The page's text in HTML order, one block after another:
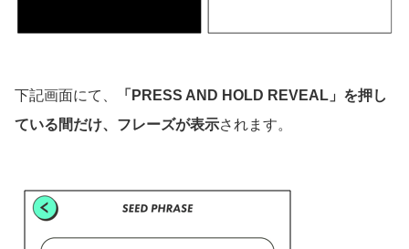
下記画面にて、
「PRESS AND HOLD REVEAL」を押し
ている間だけ、フレーズが表示されます。